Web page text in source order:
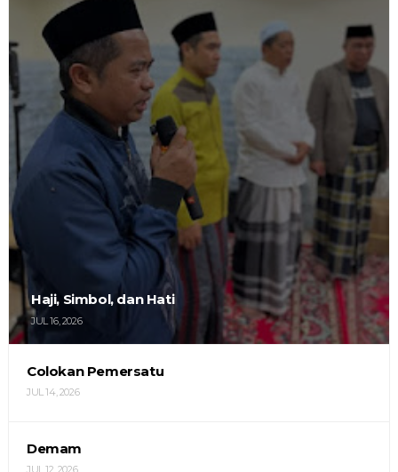
Haji, Simbol, dan Hati
JUL 16, 2026
Colokan Pemersatu
JUL 14, 2026
Demam
JUL 12, 2026